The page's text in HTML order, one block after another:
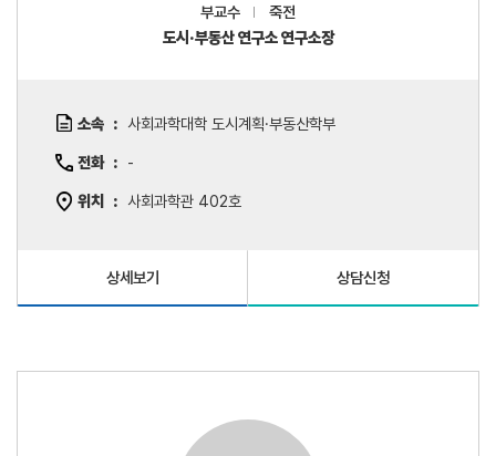
부교수
죽전
도시·부동산 연구소 연구소장
소속 사회과학대학 도시계획·부동산학부
전화 -
위치 사회과학관 402호
상세보기 상담신청